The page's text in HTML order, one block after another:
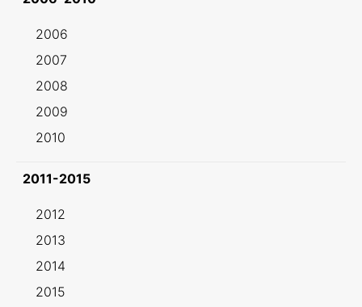
2006
2007
2008
2009
2010
2011-2015
2012
2013
2014
2015